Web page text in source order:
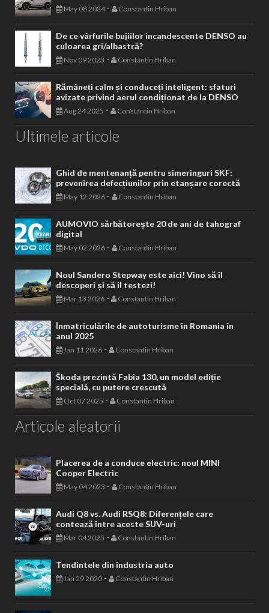
May 08 2024- Constantin Hriban
De ce vârfurile bujiilor incandescente DENSO au
culoarea gri/albastră?
Nov 09 2023 - Constantin Hriban
Rămâneți calm și conduceți inteligent: sfaturi
avizate privind aerul condiționat de la DENSO
Aug 24 2025 - Constantin Hriban
Ultimele articole
Ghid de mentenanță pentru simeringuri SKF:
prevenirea defecțiunilor prin etanșare corectă
May 12 2026 - Constantin Hriban
AUMOVIO sărbătorește 20 de ani de tahograf
digital
May 02 2026 - Constantin Hriban
Noul Sandero Stepway este aici! Vino să îl
descoperi și să îl testezi!
Mar 13 2026 - Constantin Hriban
Înmatriculările de autoturisme în Romania în
anul 2025
Jan 11 2026 - Constantin Hriban
Škoda prezintă Fabia 130, un model ediție
specială, cu putere crescută
Oct 07 2025 - Constantin Hriban
Articole aleatorii
Placerea de a conduce electric: noul MINI
Cooper Electric
May 04 2023 - Constantin Hriban
Audi Q8 vs. Audi RSQ8: Diferențele care
contează între aceste SUV-uri
Mar 04 2025 - Constantin Hriban
Tendintele din industria auto
Jan 29 2020 - Constantin Hriban